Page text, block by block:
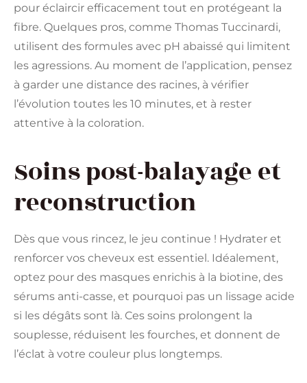
pour éclaircir efficacement tout en protégeant la
fibre. Quelques pros, comme Thomas Tuccinardi,
utilisent des formules avec pH abaissé qui limitent
les agressions. Au moment de l’application, pensez
à garder une distance des racines, à vérifier
l’évolution toutes les 10 minutes, et à rester
attentive à la coloration.
Soins post-balayage et
reconstruction
Dès que vous rincez, le jeu continue ! Hydrater et
renforcer vos cheveux est essentiel. Idéalement,
optez pour des masques enrichis à la biotine, des
sérums anti-casse, et pourquoi pas un lissage acide
si les dégâts sont là. Ces soins prolongent la
souplesse, réduisent les fourches, et donnent de
l’éclat à votre couleur plus longtemps.